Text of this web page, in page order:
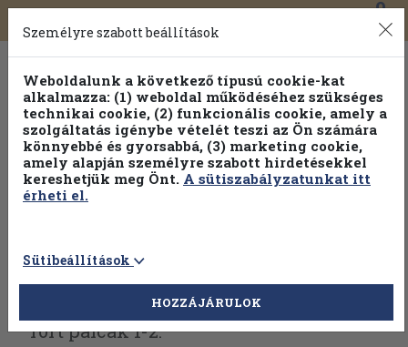
Toggle
navigation
0
Vissza az előző oldalra Válasszon példányt
Tört pálcák 1-2.
Személyre szabott beállítások
Weboldalunk a következő típusú cookie-kat
alkalmazza: (1) weboldal működéséhez szükséges
technikai cookie, (2) funkcionális cookie, amely a
szolgáltatás igénybe vételét teszi az Ön számára
könnyebbé és gyorsabbá, (3) marketing cookie,
amely alapján személyre szabott hirdetésekkel
kereshetjük meg Önt. A sütiszabályzatunkat itt
érheti el.
Sütibeállítások
HOZZÁJÁRULOK